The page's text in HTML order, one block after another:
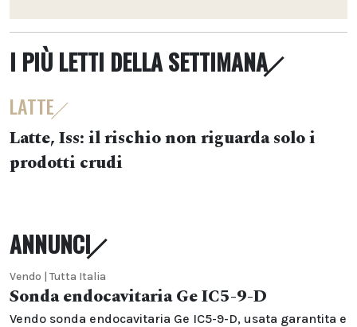
I PIÙ LETTI DELLA SETTIMANA
LATTE
Latte, Iss: il rischio non riguarda solo i
prodotti crudi
ANNUNCI
Vendo | Tutta Italia
Sonda endocavitaria Ge IC5-9-D
Vendo sonda endocavitaria Ge IC5-9-D, usata garantita e